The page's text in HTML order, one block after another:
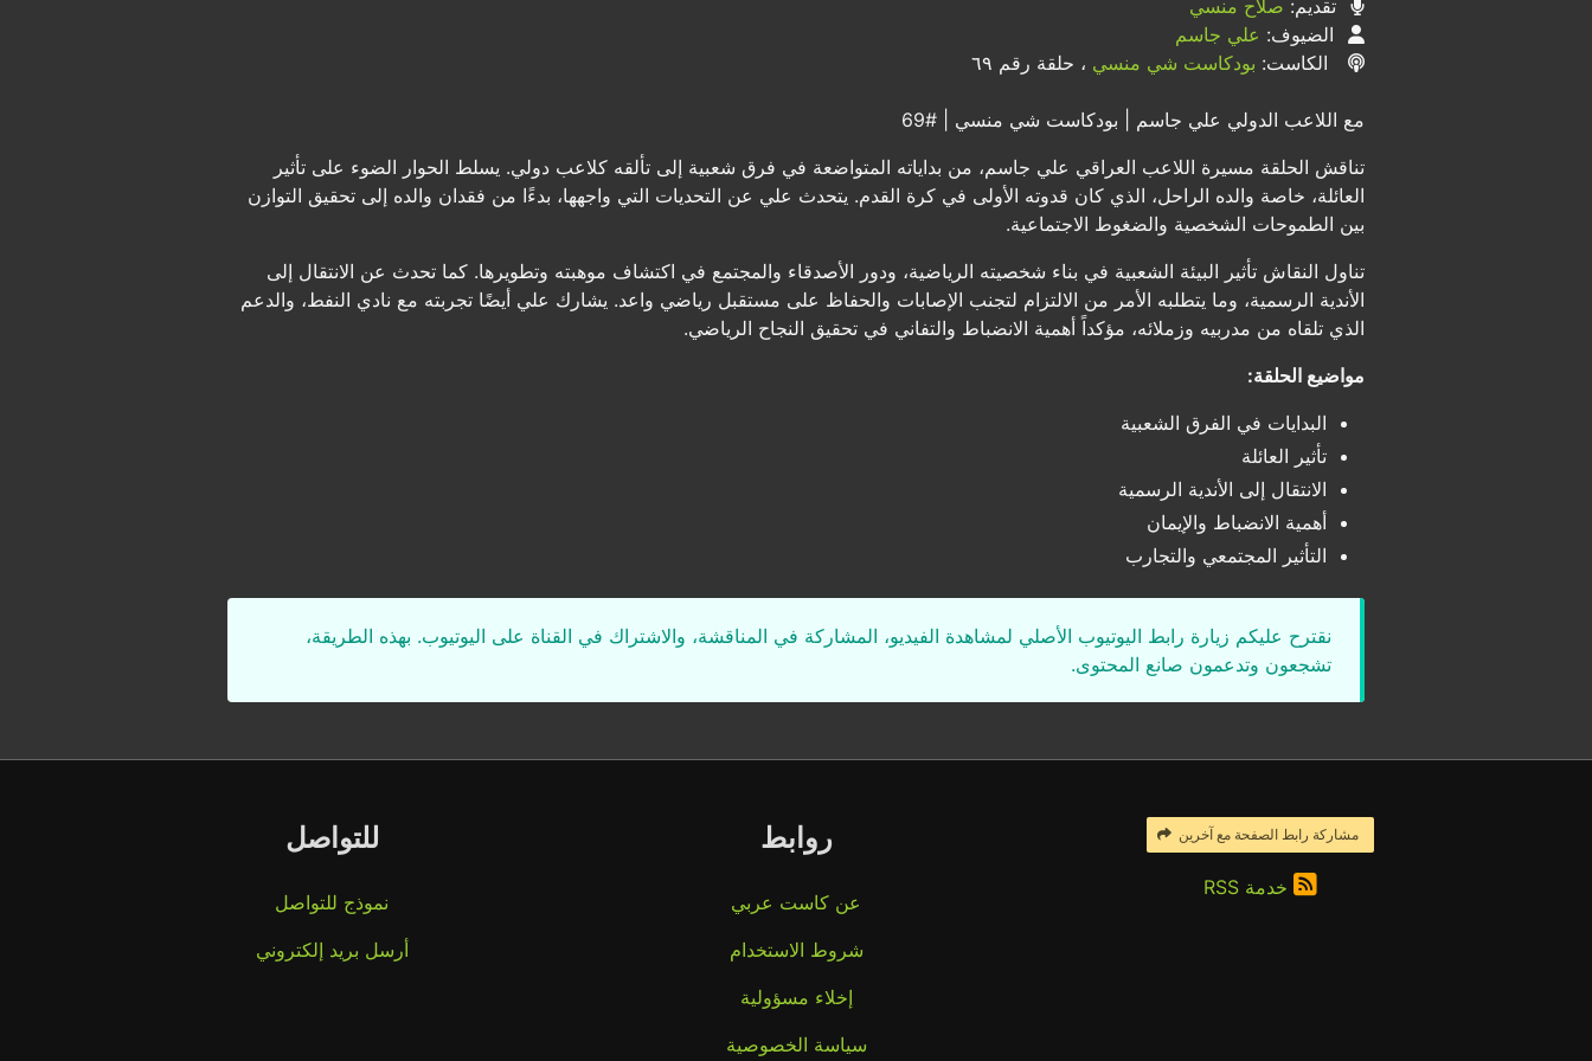
تقديم: صلاح منسي
الضيوف: علي جاسم
الكاست: بودكاست شي منسي ، حلقة رقم ٦٩
مع اللاعب الدولي علي جاسم | بودكاست شي منسي | #69
تناقش الحلقة مسيرة اللاعب العراقي علي جاسم، من بداياته المتواضعة في فرق شعبية إلى تألقه كلاعب دولي. يسلط الحوار الضوء على تأثير
العائلة، خاصة والده الراحل، الذي كان قدوته الأولى في كرة القدم. يتحدث علي عن التحديات التي واجهها، بدءًا من فقدان والده إلى تحقيق التوازن
بين الطموحات الشخصية والضغوط الاجتماعية.
تناول النقاش تأثير البيئة الشعبية في بناء شخصيته الرياضية، ودور الأصدقاء والمجتمع في اكتشاف موهبته وتطويرها. كما تحدث عن الانتقال إلى
الأندية الرسمية، وما يتطلبه الأمر من الالتزام لتجنب الإصابات والحفاظ على مستقبل رياضي واعد. يشارك علي أيضًا تجربته مع نادي النفط، والدعم
الذي تلقاه من مدربيه وزملائه، مؤكداً أهمية الانضباط والتفاني في تحقيق النجاح الرياضي.
مواضيع الحلقة:
البدايات في الفرق الشعبية
تأثير العائلة
الانتقال إلى الأندية الرسمية
أهمية الانضباط والإيمان
التأثير المجتمعي والتجارب
نقترح عليكم زيارة رابط اليوتيوب الأصلي لمشاهدة الفيديو، المشاركة في المناقشة، والاشتراك في القناة على اليوتيوب. بهذه الطريقة،
تشجعون وتدعمون صانع المحتوى.
مشاركة رابط الصفحة مع آخرين
خدمة RSS
روابط
عن كاست عربي
شروط الاستخدام
إخلاء مسؤولية
سياسة الخصوصية
للتواصل
نموذج للتواصل
أرسل بريد إلكتروني